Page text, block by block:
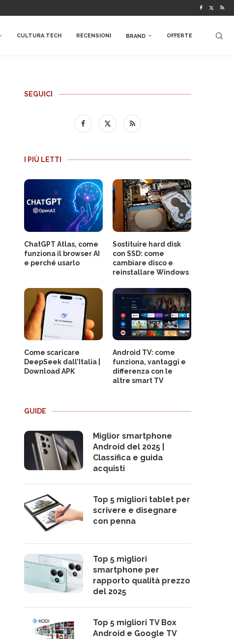
CULTURA TECH RECENSIONI BRAND OFFERTE
SEGUICI
I PIÙ LETTI
ChatGPT Atlas, come
funziona il browser AI
e perché usarlo
Sostituire hard disk
con SSD: come
cambiare disco e
reinstallare Windows
Come scaricare
DeepSeek dall’Italia |
Download APK
Android TV: come
funziona, vantaggi e
differenza con le
altre smart TV
GUIDE
Miglior smartphone
Android del 2025 |
Classifica e guida
acquisti
Top 5 migliori tablet per
scrivere e disegnare
con penna
Top 5 migliori
smartphone per
rapporto qualità prezzo
del 2025
Top 5 migliori TV Box
Android e Google TV